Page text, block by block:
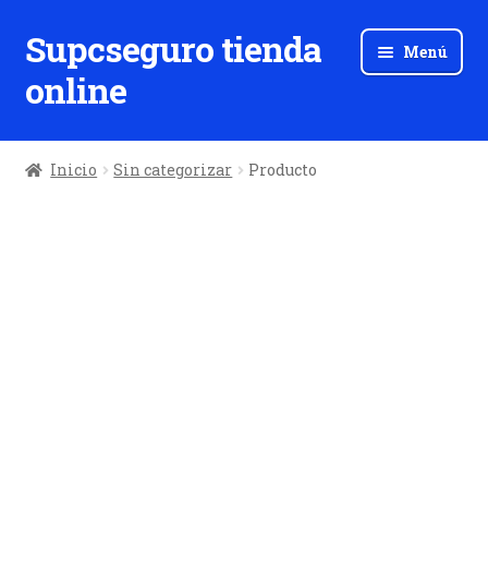
Ir
a
la
Ir
al
contenido
Supcseguro tienda
online
Menú
Inicio Sin categorizar Producto